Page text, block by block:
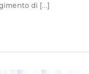
di […]